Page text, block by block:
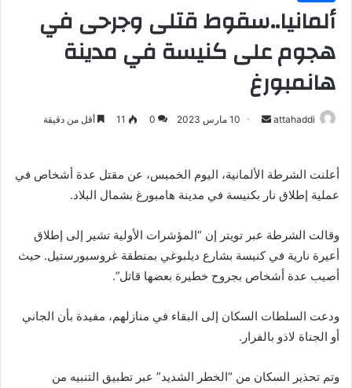
ألمانيا..سقوط قتلى وجرحى في
هجوم على كنيسة في مدينة
هانمبورغ
attahaddi
أرسل 10 مارس 2023 0
11 أقل من دقيقة
أعلنت الشرطة الألمانية، اليوم الخميس، عن مقتل عدة أشخاص في
عملية إطلاق نار بكنيسة في مدينة هامبورغ بشمال البلاد.
وقالت الشرطة عبر تويتر إن “المؤشرات الأولية تشير إلى إطلاق
أعيرة نارية في كنيسة بشارع ديلبوغي بمنطقة غروسبورستيل. حيث
أصيب عدة أشخاص بجروح خطيرة بعضها قاتل”.
ودعت السلطات السكان إلى البقاء في منازلهم، مفيدة بأن الجاني
أو الجناة لاذو بالفرار.
وتم تحذير السكان من “الخطر الشديد” عبر تطبيق التنبيه من